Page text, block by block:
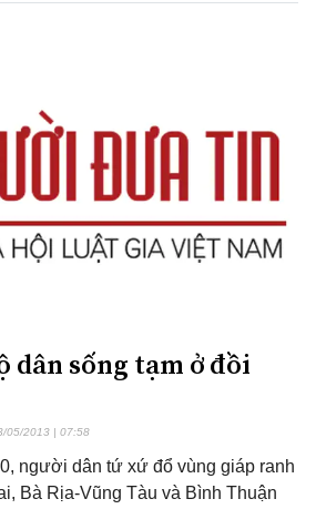
dân sống tạm ở đồi
05/2013 | 07:58
người dân tứ xứ đổ vùng giáp ranh
Bà Rịa-Vũng Tàu và Bình Thuận